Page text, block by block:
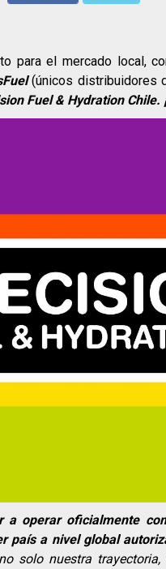
para el mercado local,
(únicos distribuidores
Fuel & Hydration Chile.
a operar oficialmente
país a nivel global
solo nuestra